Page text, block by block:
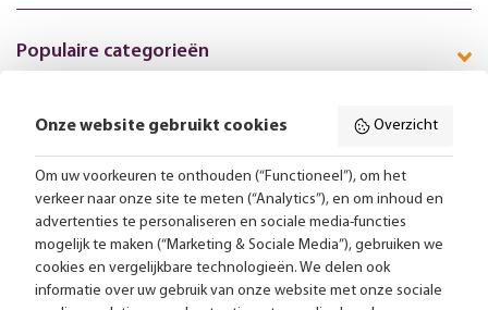
Populaire categorieën
Gratis bezorging vanaf 99,-
Advies op maat
Onze website gebruikt cookies Overzicht
Om uw voorkeuren te onthouden (“Functioneel”), om het
verkeer naar onze site te meten (“Analytics”), en om inhoud en
advertenties te personaliseren en sociale media-functies
mogelijk te maken (“Marketing & Sociale Media”), gebruiken we
cookies en vergelijkbare technologieën. We delen ook
informatie over uw gebruik van onze website met onze sociale